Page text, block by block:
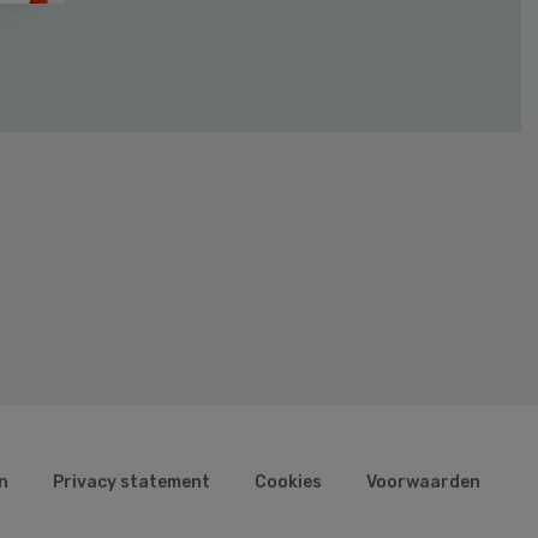
Privacy statement Cookies Voorwaarden